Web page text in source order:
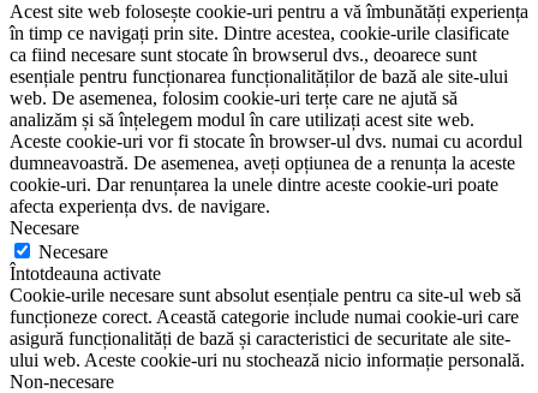
Acest site web folosește cookie-uri pentru a vă îmbunătăți experiența
în timp ce navigați prin site. Dintre acestea, cookie-urile clasificate
ca fiind necesare sunt stocate în browserul dvs., deoarece sunt
esențiale pentru funcționarea funcționalităților de bază ale site-ului
web. De asemenea, folosim cookie-uri terțe care ne ajută să
analizăm și să înțelegem modul în care utilizați acest site web.
Aceste cookie-uri vor fi stocate în browser-ul dvs. numai cu acordul
dumneavoastră. De asemenea, aveți opțiunea de a renunța la aceste
cookie-uri. Dar renunțarea la unele dintre aceste cookie-uri poate
afecta experiența dvs. de navigare.
Necesare
Necesare
Întotdeauna activate
Cookie-urile necesare sunt absolut esențiale pentru ca site-ul web să
funcționeze corect. Această categorie include numai cookie-uri care
asigură funcționalități de bază și caracteristici de securitate ale site-
ului web. Aceste cookie-uri nu stochează nicio informație personală.
Non-necesare